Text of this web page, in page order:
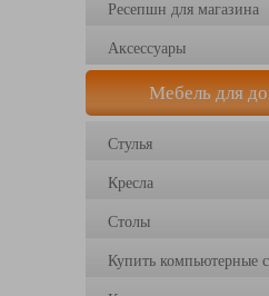
Ресепшн для магазина
Аксессуары
Мебель для
Стулья
Кресла
Столы
Купить компьютерные